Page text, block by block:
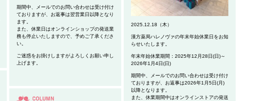
期間中、メールでのお問い合わせは受け付け
ておりますが、お返事は翌営業日以降となり
ます。
また、休業日はオンラインショップの発送業
務も停止いたしますので、予めご了承くださ
い。
ご迷惑をお掛けしますがよろしくお願い申し
上げます。
2025.12.18（木）
漢方薬局ハレノヴァの年末年始休業日をお知
らせいたします。
年末年始休業期間：2025年12月28日(日)～
2026年1月4日(日)
期間中、メールでのお問い合わせは受け付け
ておりますが、お返事は2026年1月5日(月)
以降となります。
また、休業期間中はオンラインストアの発送